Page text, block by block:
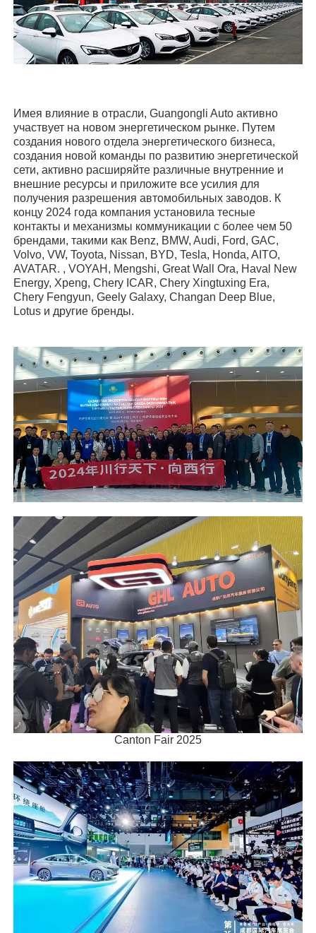
Имея влияние в отрасли, Guangongli Auto активно
участвует на новом энергетическом рынке. Путем
создания нового отдела энергетического бизнеса,
создания новой команды по развитию энергетической
сети, активно расширяйте различные внутренние и
внешние ресурсы и приложите все усилия для
получения разрешения автомобильных заводов. К
концу 2024 года компания установила тесные
контакты и механизмы коммуникации с более чем 50
брендами, такими как Benz, BMW, Audi, Ford, GAC,
Volvo, VW, Toyota, Nissan, BYD, Tesla, Honda, AITO,
AVATAR. , VOYAH, Mengshi, Great Wall Ora, Haval New
Energy, Xpeng, Chery ICAR, Chery Xingtuxing Era,
Chery Fengyun, Geely Galaxy, Changan Deep Blue,
Lotus и другие бренды.
Canton Fair 2025